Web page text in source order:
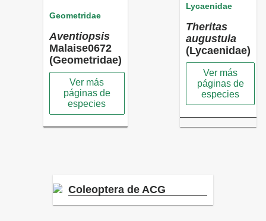
Geometridae
Aventiopsis
Malaise0672
(Geometridae)
Ver más
páginas de
especies
Lycaenidae
Theritas
augustula
(Lycaenidae)
Ver más
páginas de
especies
Coleoptera de ACG